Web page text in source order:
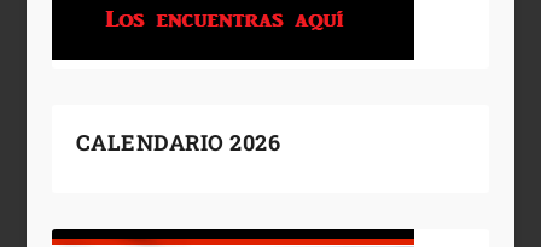
CALENDARIO 2026